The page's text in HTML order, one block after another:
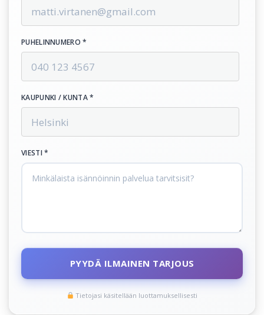
PUHELINNUMERO *
KAUPUNKI / KUNTA *
VIESTI *
PYYDÄ ILMAINEN TARJOUS
Tietojasi käsitellään luottamuksellisesti